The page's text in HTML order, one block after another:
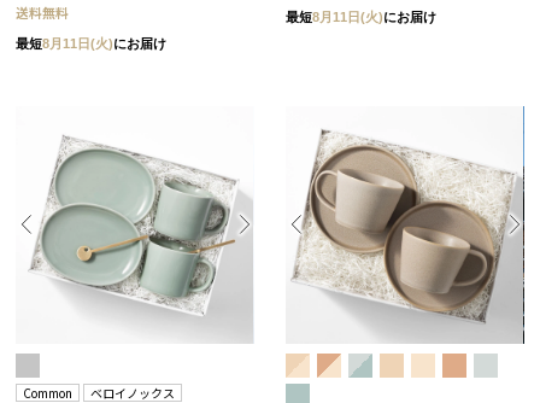
送料無料
最短8月11日(火)にお届け
最短8月11日(火)にお届け
Common ベロイノックス